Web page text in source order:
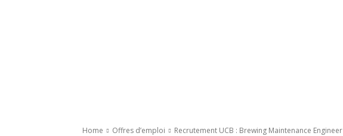
Home Offres d’emploi Recrutement UCB : Brewing Maintenance Engineer